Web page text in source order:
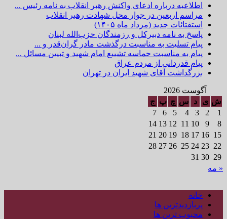
اطلاعیه درباره ادعای واکنش رهبر انقلاب به نامه رئیس ...
مراسم اربعین در جوار محل شهادت رهبر انقلاب
استفتائات جدید (مرداد ماه ۱۴۰۵)
پاسخ به نامه دبیرکل و رزمندگان حزب‌الله لبنان
پیام تسلیت به مناسبت درگذشت مادر گران‌قدر و ...
پیام به مناسبت حماسه تشییع امام شهید و تبیین مسائل ...
پیام قدردانی از مردم عراق
بزرگداشت آقای شهید ایران در تهران
آگوست 2026
ش ی د س چ پ ج
1
2
3
4
5
6
7
8
9
10
11
12
13
14
15
16
17
18
19
20
21
22
23
24
25
26
27
28
29
30
31
« مه
خانه
پربازدیدترین ها
محبوب ترین ها